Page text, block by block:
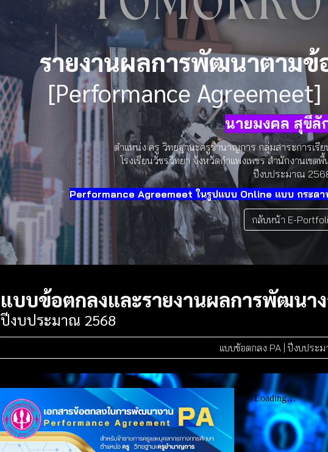
Skip to main content Skip to
รายงานผลการพัฒนาตาม
[Performance Agreemeet]
นายมงคล สุขี
ตำแหน่ง ครู วิทยฐานะครูชำนาญการ กลุ่มสาระการเ
โรงเรียนวัชรวิทยา จังหวัดกำแพงเพชร สำนักงานเข
ปีงบประมาณ 256
Performance Agreemeet ในรูปแบบ Online แบบ กระดา
กลับหน้า E-
แบบข้อตกลงและรายงานผลการพัฒนา
ปีงบประมาณ 2568
แบบข้อตกลง PA | ปีงบประ